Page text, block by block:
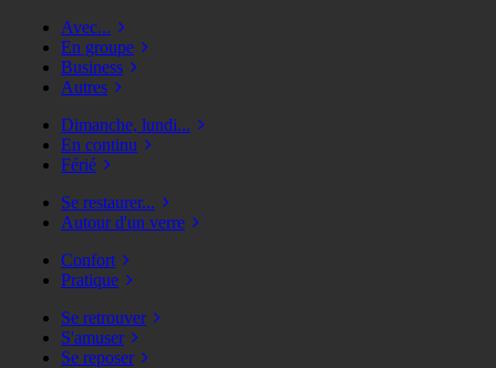
Avec...
En groupe
Business
Autres
Dimanche, lundi...
En continu
Férié
Se restaurer...
Autour d'un verre
Confort
Pratique
Se retrouver
S'amuser
Se reposer